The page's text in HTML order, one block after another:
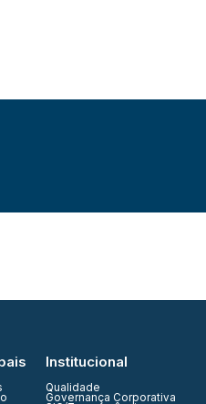
Institucional
Qualidade
Governança Corporativa